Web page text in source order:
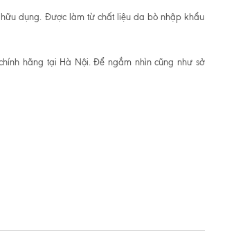
dụng. Được làm từ chất liệu da bò nhập khẩu
hãng tại Hà Nội. Để ngắm nhìn cũng như sở